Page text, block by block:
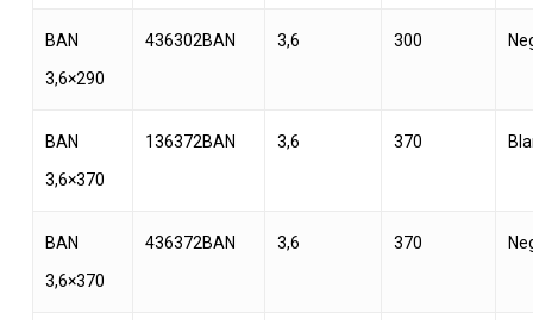
BAN
3,6×290
436302BAN 3,6 300
BAN
3,6×370
136372BAN 3,6 370
BAN
3,6×370
436372BAN 3,6 370